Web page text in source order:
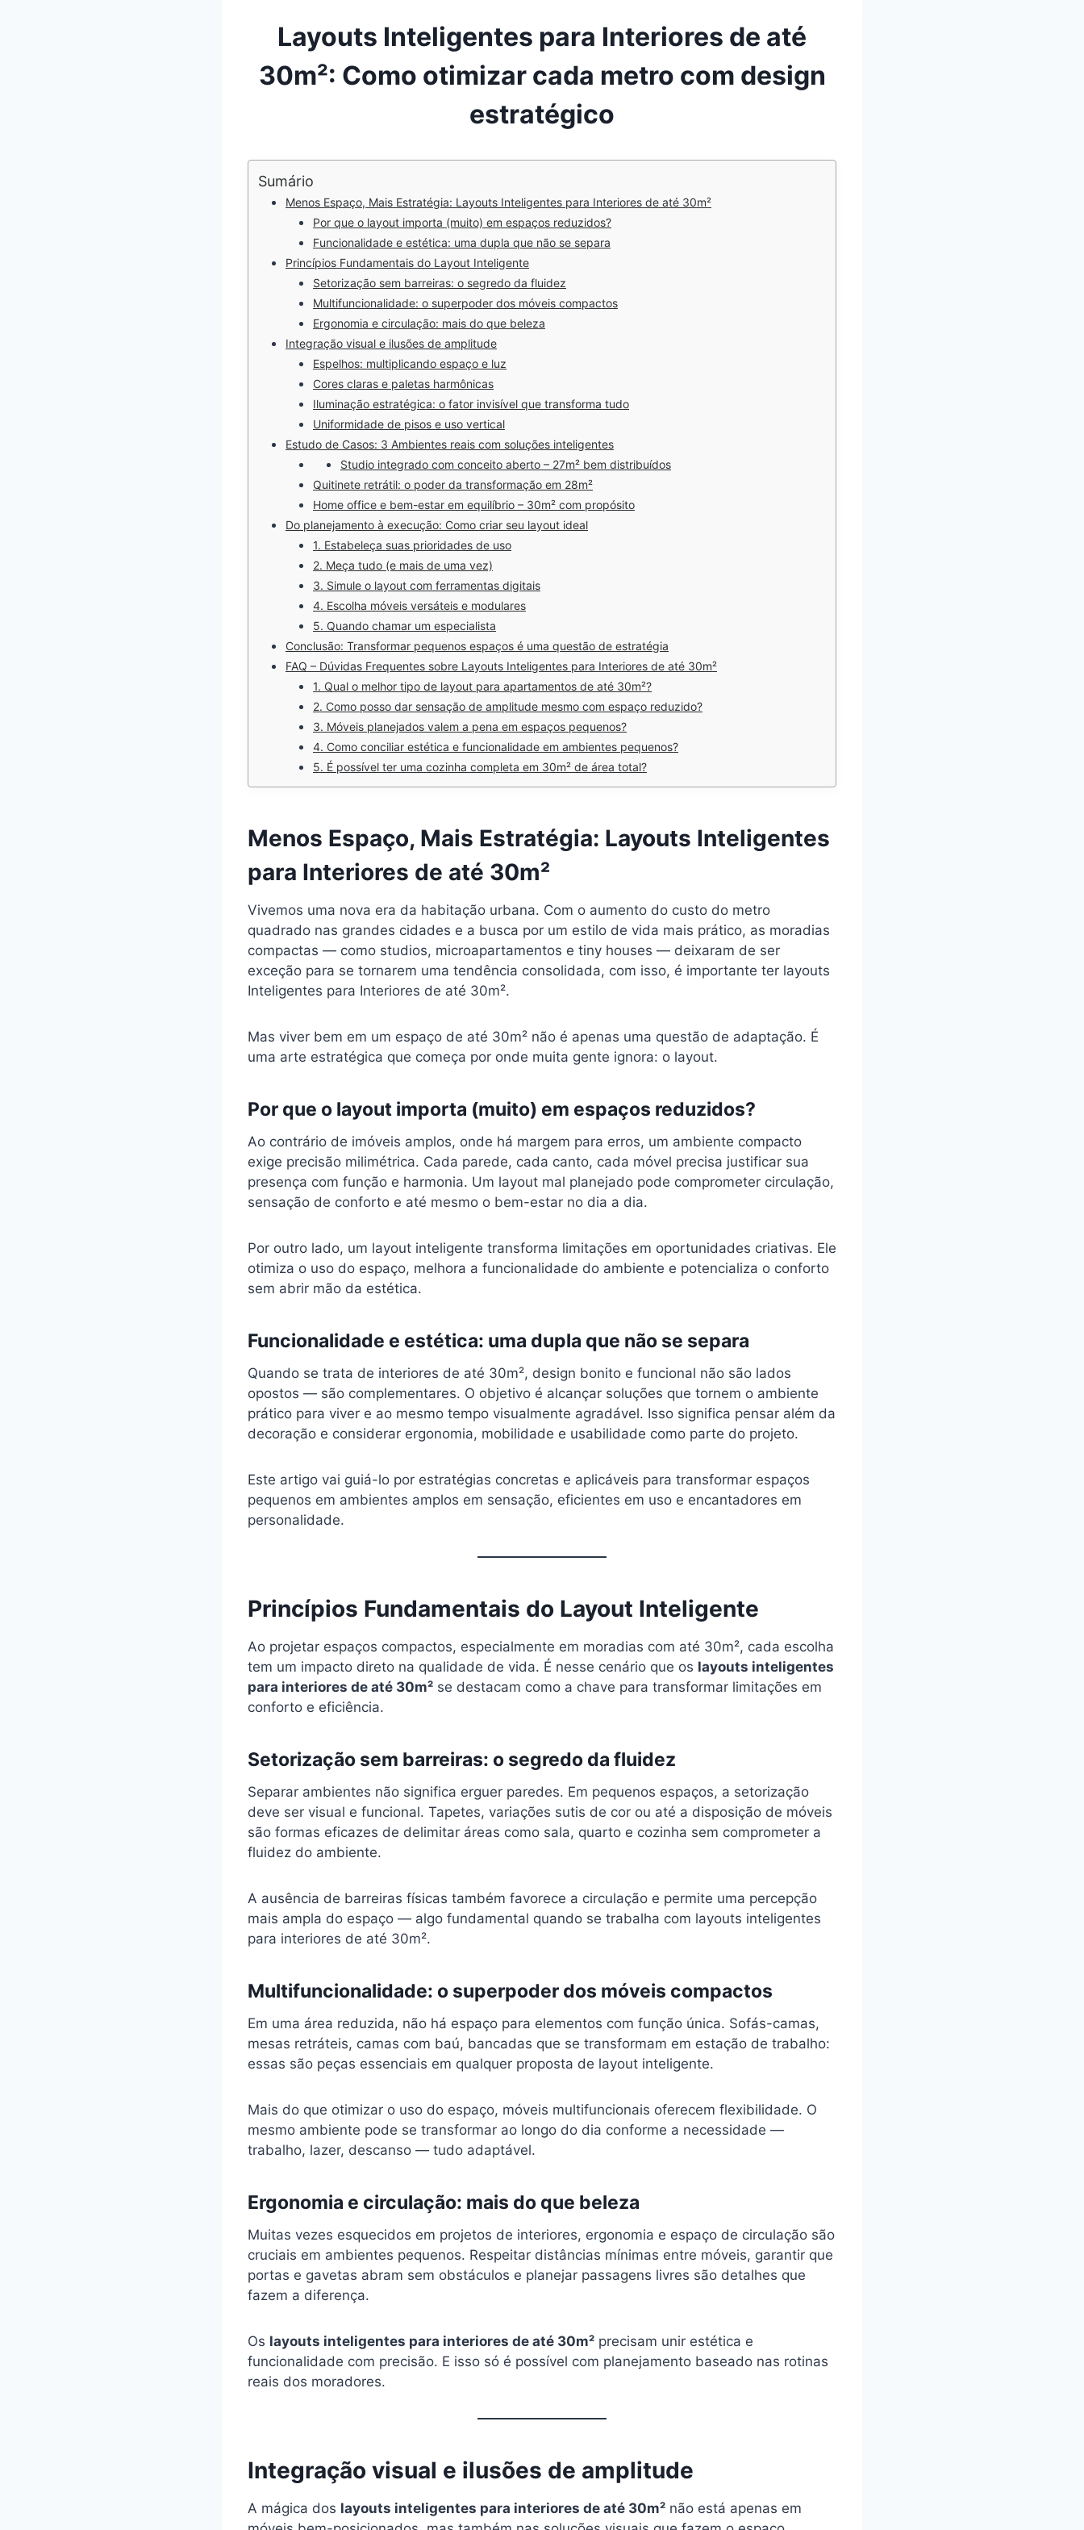
Layouts Inteligentes para Interiores de até
30m²: Como otimizar cada metro com design
estratégico
Sumário
Menos Espaço, Mais Estratégia: Layouts Inteligentes para Interiores de até 30m²
Por que o layout importa (muito) em espaços reduzidos?
Funcionalidade e estética: uma dupla que não se separa
Princípios Fundamentais do Layout Inteligente
Setorização sem barreiras: o segredo da fluidez
Multifuncionalidade: o superpoder dos móveis compactos
Ergonomia e circulação: mais do que beleza
Integração visual e ilusões de amplitude
Espelhos: multiplicando espaço e luz
Cores claras e paletas harmônicas
Iluminação estratégica: o fator invisível que transforma tudo
Uniformidade de pisos e uso vertical
Estudo de Casos: 3 Ambientes reais com soluções inteligentes
Studio integrado com conceito aberto – 27m² bem distribuídos
Quitinete retrátil: o poder da transformação em 28m²
Home office e bem-estar em equilíbrio – 30m² com propósito
Do planejamento à execução: Como criar seu layout ideal
1. Estabeleça suas prioridades de uso
2. Meça tudo (e mais de uma vez)
3. Simule o layout com ferramentas digitais
4. Escolha móveis versáteis e modulares
5. Quando chamar um especialista
Conclusão: Transformar pequenos espaços é uma questão de estratégia
FAQ – Dúvidas Frequentes sobre Layouts Inteligentes para Interiores de até 30m²
1. Qual o melhor tipo de layout para apartamentos de até 30m²?
2. Como posso dar sensação de amplitude mesmo com espaço reduzido?
3. Móveis planejados valem a pena em espaços pequenos?
4. Como conciliar estética e funcionalidade em ambientes pequenos?
5. É possível ter uma cozinha completa em 30m² de área total?
Menos Espaço, Mais Estratégia: Layouts Inteligentes
para Interiores de até 30m²
Vivemos uma nova era da habitação urbana. Com o aumento do custo do metro
quadrado nas grandes cidades e a busca por um estilo de vida mais prático, as moradias
compactas — como studios, microapartamentos e tiny houses — deixaram de ser
exceção para se tornarem uma tendência consolidada, com isso, é importante ter layouts
Inteligentes para Interiores de até 30m².
Mas viver bem em um espaço de até 30m² não é apenas uma questão de adaptação. É
uma arte estratégica que começa por onde muita gente ignora: o layout.
Por que o layout importa (muito) em espaços reduzidos?
Ao contrário de imóveis amplos, onde há margem para erros, um ambiente compacto
exige precisão milimétrica. Cada parede, cada canto, cada móvel precisa justificar sua
presença com função e harmonia. Um layout mal planejado pode comprometer circulação,
sensação de conforto e até mesmo o bem-estar no dia a dia.
Por outro lado, um layout inteligente transforma limitações em oportunidades criativas. Ele
otimiza o uso do espaço, melhora a funcionalidade do ambiente e potencializa o conforto
sem abrir mão da estética.
Funcionalidade e estética: uma dupla que não se separa
Quando se trata de interiores de até 30m², design bonito e funcional não são lados
opostos — são complementares. O objetivo é alcançar soluções que tornem o ambiente
prático para viver e ao mesmo tempo visualmente agradável. Isso significa pensar além da
decoração e considerar ergonomia, mobilidade e usabilidade como parte do projeto.
Este artigo vai guiá-lo por estratégias concretas e aplicáveis para transformar espaços
pequenos em ambientes amplos em sensação, eficientes em uso e encantadores em
personalidade.
Princípios Fundamentais do Layout Inteligente
Ao projetar espaços compactos, especialmente em moradias com até 30m², cada escolha
tem um impacto direto na qualidade de vida. É nesse cenário que os layouts inteligentes
para interiores de até 30m² se destacam como a chave para transformar limitações em
conforto e eficiência.
Setorização sem barreiras: o segredo da fluidez
Separar ambientes não significa erguer paredes. Em pequenos espaços, a setorização
deve ser visual e funcional. Tapetes, variações sutis de cor ou até a disposição de móveis
são formas eficazes de delimitar áreas como sala, quarto e cozinha sem comprometer a
fluidez do ambiente.
A ausência de barreiras físicas também favorece a circulação e permite uma percepção
mais ampla do espaço — algo fundamental quando se trabalha com layouts inteligentes
para interiores de até 30m².
Multifuncionalidade: o superpoder dos móveis compactos
Em uma área reduzida, não há espaço para elementos com função única. Sofás-camas,
mesas retráteis, camas com baú, bancadas que se transformam em estação de trabalho:
essas são peças essenciais em qualquer proposta de layout inteligente.
Mais do que otimizar o uso do espaço, móveis multifuncionais oferecem flexibilidade. O
mesmo ambiente pode se transformar ao longo do dia conforme a necessidade —
trabalho, lazer, descanso — tudo adaptável.
Ergonomia e circulação: mais do que beleza
Muitas vezes esquecidos em projetos de interiores, ergonomia e espaço de circulação são
cruciais em ambientes pequenos. Respeitar distâncias mínimas entre móveis, garantir que
portas e gavetas abram sem obstáculos e planejar passagens livres são detalhes que
fazem a diferença.
Os layouts inteligentes para interiores de até 30m² precisam unir estética e
funcionalidade com precisão. E isso só é possível com planejamento baseado nas rotinas
reais dos moradores.
Integração visual e ilusões de amplitude
A mágica dos layouts inteligentes para interiores de até 30m² não está apenas em